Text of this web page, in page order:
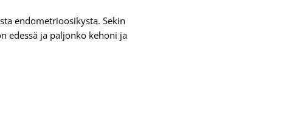
endometrioosikysta. Sekin
edessä ja paljonko kehoni ja